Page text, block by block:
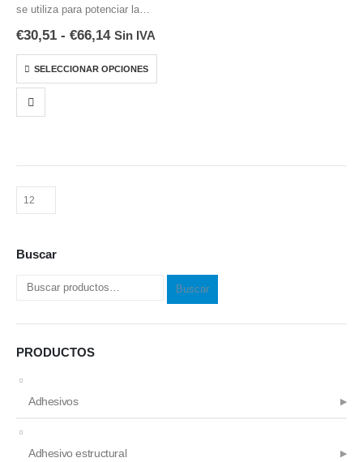
se utiliza para potenciar la
superficies tales como
mezclas de PET/PBT, cemento,
madera, vidrio, metal y…
€30,51 - €66,14Rango
precios:
desde
€30,51
Sin IVA
SELECCIONAR OPCIONES
producto
tiene
múltiples
opciones
se
pueden
la
Buscar
Buscar
PRODUCTOS
Adhesivos
Adhesivo estructural